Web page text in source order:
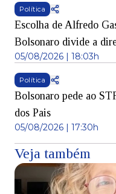
Política
Escolha de Alfredo
Bolsonaro divide a
05/08/2026 | 18:03h
Política
Bolsonaro pede ao
dos Pais
05/08/2026 | 17:30h
Veja também